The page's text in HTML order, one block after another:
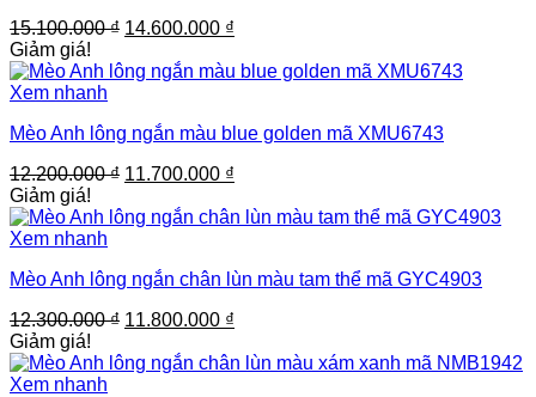
15.100.000₫ Giá
là:
14.600.000 ₫
tại
Giảm giá!
Xem nhanh
Mèo Anh lông ngắn màu blue golden mã XMU6743
12.200.000₫ Giá
là:
11.700.000 ₫
tại
Giảm giá!
Xem nhanh
Mèo Anh lông ngắn chân lùn màu tam thể mã GYC4903
12.300.000₫ Giá
là:
11.800.000 ₫
tại
Giảm giá!
Xem nhanh